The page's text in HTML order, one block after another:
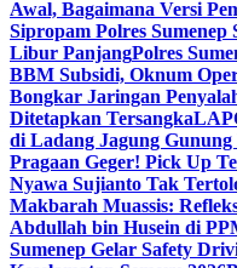
Awal, Bagaimana Versi
Sipropam Polres
Libur PanjangPolres
BBM Subsidi, Oknum
Bongkar Jaringan
Ditetapkan Tersangka
di Ladang Jagung
Pragaan Geger! Pick Up
Nyawa Sujianto Tak
Makbarah Muassis:
Abdullah bin Husein di
Sumenep Gelar Safety